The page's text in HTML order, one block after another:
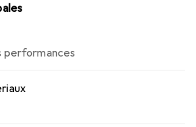
performances